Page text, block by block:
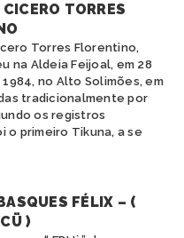
TORRES
Torres Florentino,
na Aldeia Feijoal, em 28
no Alto Solimões, em
tradicionalmente por
os registros
o primeiro Tikuna, a se
FÉLIX – (
)